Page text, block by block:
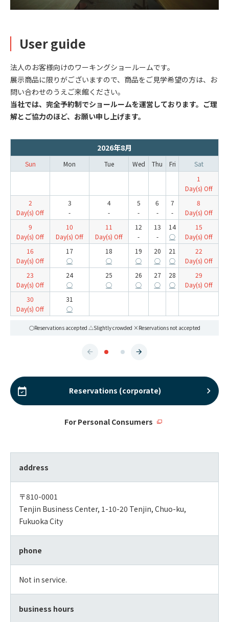
User guide
法人のお客様向けのワーキングショールームです。
展示商品に限りがございますので、商品をご見学希望の方は、お
問い合わせのうえご来館ください。
当社では、完全予約制でショールームを運営しております。ご理
解とご協力のほど、お願い申し上げます。
2026年8月
Sun Mon Tue Wed Thu Fri
Sat
1
Day(s) Off
2
Day(s) Off
3
-
4
-
5
-
6
-
7
-
8
Day(s) Off
9
Day(s) Off
10
Day(s) Off
11
Day(s) Off
12
-
13
-
14
○
15
Day(s) Off
16
Day(s) Off
17
○
18
○
19
○
20
○
21
○
22
Day(s) Off
23
Day(s) Off
24
○
25
○
26
○
27
○
28
○
29
Day(s) Off
30
Day(s) Off
31
○
○Reservations accepted △Slightly crowded ×Reservations not accepted
Reservations (corporate)
For Personal Consumers
address
〒810-0001
Tenjin Business Center, 1-10-20 Tenjin, Chuo-ku,
Fukuoka City
phone
Not in service.
business hours